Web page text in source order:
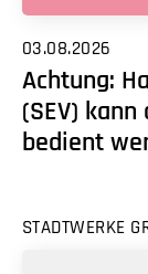
03.08.2026
Achtung:
(SEV)
bedient
STADTWERKE